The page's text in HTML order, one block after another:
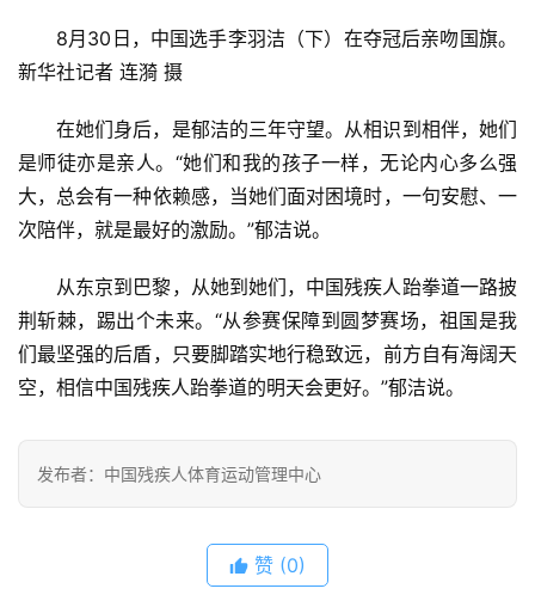
8月30日，中国选手李羽洁（下）在夺冠后亲吻国旗。
新华社记者 连漪 摄
在她们身后，是郁洁的三年守望。从相识到相伴，她们
是师徒亦是亲人。“她们和我的孩子一样，无论内心多么强
大，总会有一种依赖感，当她们面对困境时，一句安慰、一
次陪伴，就是最好的激励。”郁洁说。
从东京到巴黎，从她到她们，中国残疾人跆拳道一路披
荆斩棘，踢出个未来。“从参赛保障到圆梦赛场，祖国是我
们最坚强的后盾，只要脚踏实地行稳致远，前方自有海阔天
空，相信中国残疾人跆拳道的明天会更好。”郁洁说。
发布者：中国残疾人体育运动管理中心
赞 (0)